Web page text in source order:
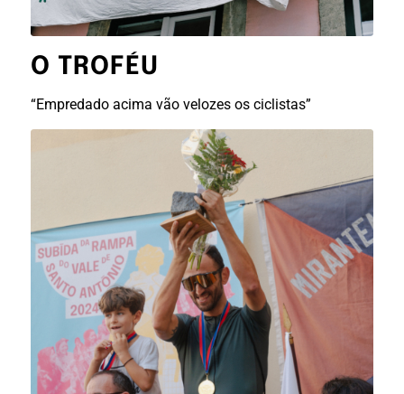
O TROFÉU
“Empredado acima vão velozes os ciclistas”